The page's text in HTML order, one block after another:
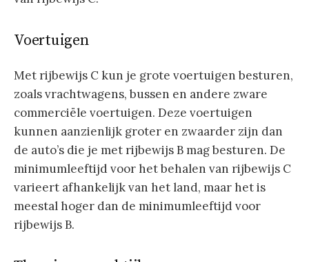
Voertuigen
Met rijbewijs C kun je grote voertuigen besturen,
zoals vrachtwagens, bussen en andere zware
commerciële voertuigen. Deze voertuigen
kunnen aanzienlijk groter en zwaarder zijn dan
de auto’s die je met rijbewijs B mag besturen. De
minimumleeftijd voor het behalen van rijbewijs C
varieert afhankelijk van het land, maar het is
meestal hoger dan de minimumleeftijd voor
rijbewijs B.